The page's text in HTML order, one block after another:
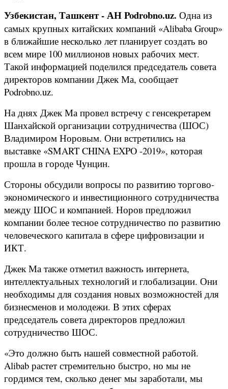
Узбекистан, Ташкент - АН Podrobno.uz. Одна из
самых крупных китайских компаний «Alibaba Group»
в ближайшие несколько лет планирует создать во
всем мире 100 миллионов новых рабочих мест.
Такой информацией поделился председатель совета
директоров компании Джек Ма, сообщает
Podrobno.uz.
На днях Джек Ма провел встречу с генсекретарем
Шанхайской организации сотрудничества (ШОС)
Владимиром Норовым. Они встретились на
выставке «SMART CHINA EXPO -2019», которая
прошла в городе Чунцин.
Стороны обсудили вопросы по развитию торгово-
экономического и инвестиционного сотрудничества
между ШОС и компанией. Норов предложил
компании более тесное сотрудничество по развитию
человеческого капитала в сфере цифровизации и
ИКТ.
Джек Ма также отметил важность интернета,
интеллектуальных технологий и глобализации. Они
необходимы для создания новых возможностей для
бизнесменов и молодежи. В этих сферах
председатель совета директоров предложил
сотрудничество ШОС.
«Это должно быть нашей совместной работой.
Alibab растет стремительно быстро, но мы не
гордимся тем, сколько денег мы заработали, мы